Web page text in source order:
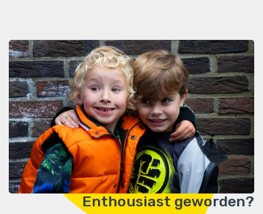
Enthousiast geworden?